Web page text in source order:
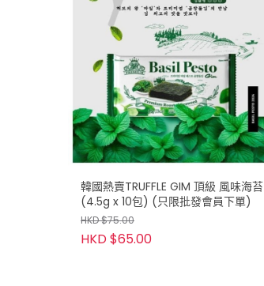
韓國熱賣TRUFFLE GIM 頂級 風味海苔
(4.5g x 10包) (只限批發會員下單)
HKD $75.00
HKD $65.00